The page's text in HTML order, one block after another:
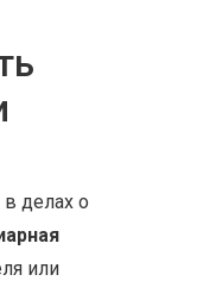
делах о
или